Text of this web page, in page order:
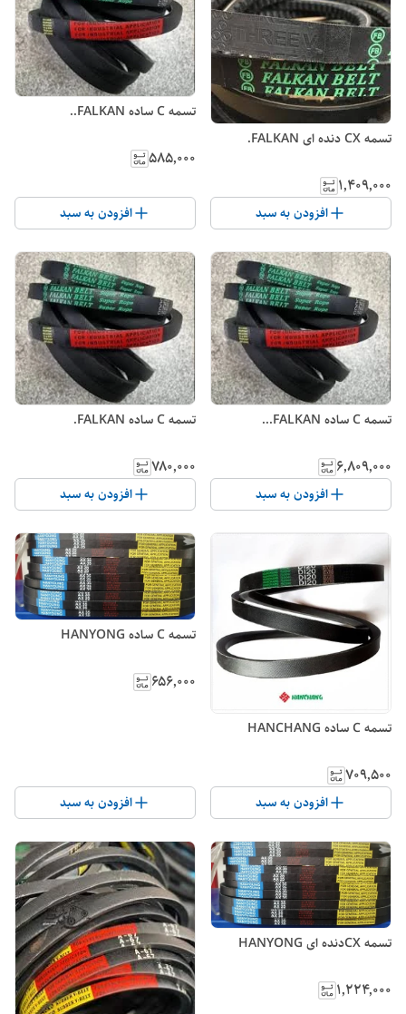
تسمه CX دنده ای FALKAN.
۱٬۴۰۹٬۰۰۰
افزودن به سبد
تسمه C ساده FALKAN..
۵۸۵٬۰۰۰
افزودن به سبد
تسمه C ساده FALKAN...
۶٬۸۰۹٬۰۰۰
افزودن به سبد
تسمه C ساده FALKAN.
۷۸۰٬۰۰۰
افزودن به سبد
تسمه C ساده HANCHANG
۷۰۹٬۵۰۰
افزودن به سبد
تسمه C ساده HANYONG
۶۵۶٬۰۰۰
افزودن به سبد
تسمه CXدنده ای HANYONG
۱٬۲۲۴٬۰۰۰